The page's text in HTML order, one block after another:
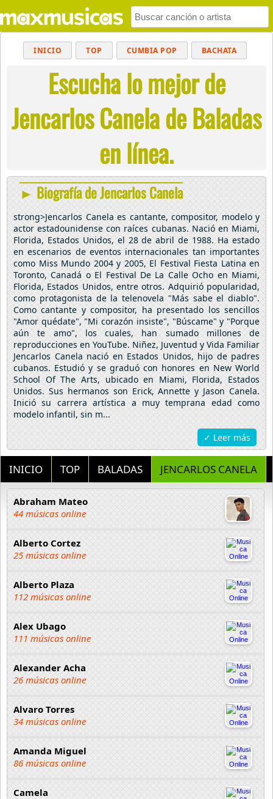
INICIO TOP CUMBIA POP BACHATA
POP MUSICA CRISTIANA REGGAETON
BALADAS ALTERNATIVO ELECTRÓNICA
CUMBIAS
Escucha lo mejor de
Jencarlos Canela de Baladas
en línea.
► Biografía de Jencarlos Canela
strong>Jencarlos Canela es cantante, compositor, modelo y
actor estadounidense con raíces cubanas. Nació en Miami,
Florida, Estados Unidos, el 28 de abril de 1988. Ha estado
en escenarios de eventos internacionales tan importantes
como Miss Mundo 2004 y 2005, El Festival Fiesta Latina en
Toronto, Canadá o El Festival De La Calle Ocho en Miami,
Florida, Estados Unidos, entre otros. Adquirió popularidad,
como protagonista de la telenovela "Más sabe el diablo".
Como cantante y compositor, ha presentado los sencillos
"Amor quédate", "Mi corazón insiste", "Búscame" y "Porque
aún te amo", los cuales, han sumado millones de
reproducciones en YouTube. Niñez, Juventud y Vida Familiar
Jencarlos Canela nació en Estados Unidos, hijo de padres
cubanos. Estudió y se graduó con honores en New World
School Of The Arts, ubicado en Miami, Florida, Estados
Unidos. Sus hermanos son Erick, Annette y Jason Canela.
Inició su carrera artística a muy temprana edad como
modelo infantil, sin m...
✓ Leer más
INICIO TOP BALADAS JENCARLOS CANELA
Abraham Mateo
44 músicas online
Alberto Cortez
25 músicas online
Alberto Plaza
112 músicas online
Alex Ubago
111 músicas online
Alexander Acha
26 músicas online
Alvaro Torres
34 músicas online
Amanda Miguel
86 músicas online
Camela